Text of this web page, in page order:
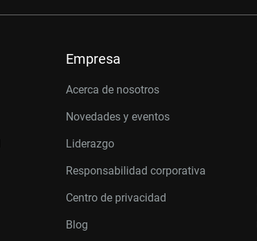
Empresa
Acerca de nosotros
Novedades y eventos
Liderazgo
Responsabilidad corporativa
Centro de privacidad
Blog